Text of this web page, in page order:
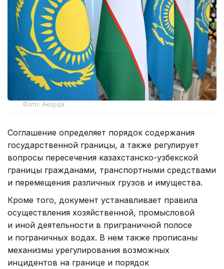
Фото: Акорда
Соглашение определяет порядок содержания
государственной границы, а также регулирует
вопросы пересечения казахстанско-узбекской
границы гражданами, транспортными средствами
и перемещения различных грузов и имущества.
Кроме того, документ устанавливает правила
осуществления хозяйственной, промысловой
и иной деятельности в приграничной полосе
и пограничных водах. В нем также прописаны
механизмы урегулирования возможных
инцидентов на границе и порядок